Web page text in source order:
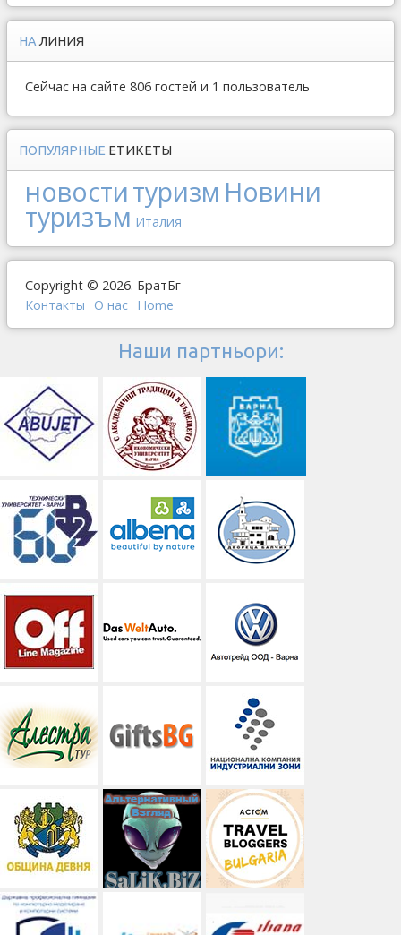
НА ЛИНИЯ
Сейчас на сайте 806 гостей и 1 пользователь
ПОПУЛЯРНЫЕ ЕТИКЕТЫ
новоституризм Новини
туризъм Италия
Copyright © 2026. БратБг
Контакты
О наc Home
Наши партньори: